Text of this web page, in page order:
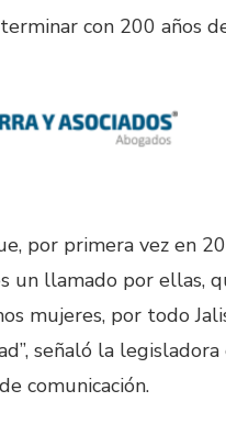
con 200 años
por primera vez en
un llamado por ellas,
mujeres, por todo
señaló la
comunicación.